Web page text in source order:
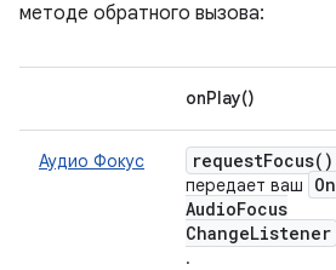
методе обратного вызова:
onPlay()
Аудио Фокус requestFocus( )
передает ваш
On
AudioFocus
ChangeListener
.